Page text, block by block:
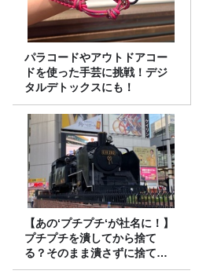
パラコードやアウトドアコー
ドを使った手芸に挑戦！デジ
タルデトックスにも！
【あの‘プチプチ‘が社名に！】
プチプチを潰してから捨て
る？そのまま潰さずに捨て
る？